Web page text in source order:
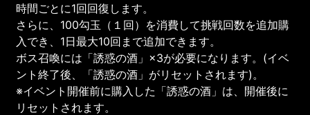
時間ごとに1回回復します。
さらに、100勾玉（１回）を消費して挑戦回数を追加購
入でき、1日最大10回まで追加できます。
ボス召喚には「誘惑の酒」×3が必要になります。(イベ
ント終了後、「誘惑の酒」がリセットされます)。
※イベント開催前に購入した「誘惑の酒」は、開催後に
リセットされます。